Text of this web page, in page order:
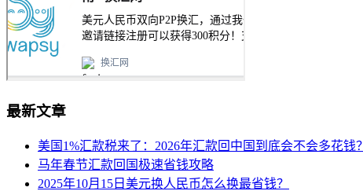
最新文章
美国1%汇款税来了：2026年汇款回中国到底会不会多花钱？
马年春节汇款回国极速省钱攻略
2025年10月15日美元换人民币怎么换最省钱？